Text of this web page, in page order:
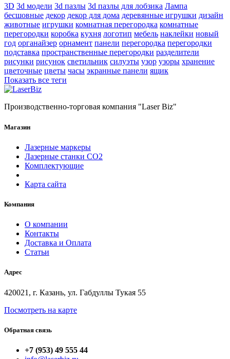
3D 3d модели 3d пазлы 3d пазлы для лобзика Лампа
бесшовные декор декор для дома деревянные игрушки дизайн
животные игрушки комнатная перегородка комнатные
перегородки коробка кухня логотип мебель наклейки новый
год органайзер орнамент панели перегородка перегородки
подставка пространственные перегородки разделители
рисунки рисунок светильник силуэты узор узоры хранение
цветочные цветы часы экранные панели ящик
Показать все теги
Производственно-торговая компания "Laser Biz"
Магазин
Лазерные маркеры
Лазерные станки СО2
Комплектующие
Карта сайта
Компания
О компании
Контакты
Доставка и Оплата
Статьи
Адрес
420021, г. Казань, ул. Габдуллы Тукая 55
Посмотреть на карте
Обратная связь
+7 (953) 49 555 44